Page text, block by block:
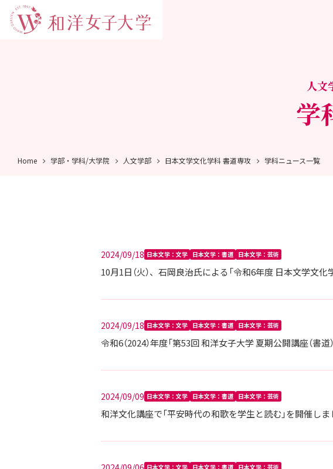
人文
学
Home 学部・学科/大学院 人文学部 日本文学文化学科 書道専攻 学科ニュース一覧
2024/09/18 日本文学：文学 日本文学：書道 日本文学：芸術
10月1日（火）、石岡良治氏による「令和6年度 日本文学文化
2024/09/18 日本文学：文学 日本文学：書道 日本文学：芸術
令和6（2024）年度「第53回 和洋女子大学 夏期公開講座（書道
2024/09/09 日本文学：文学 日本文学：書道 日本文学：芸術
和洋文化講座で「平安時代の和歌を学生と読む」を開催しま
日本文学：文学 日本文学：書道 日本文学：芸術